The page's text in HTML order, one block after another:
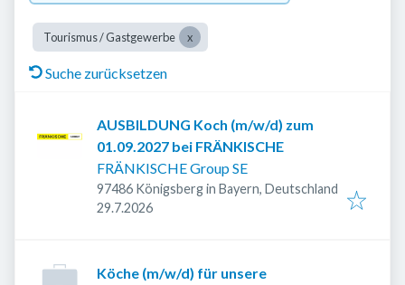
Tourismus / Gastgewerbe
Suche zurücksetzen
AUSBILDUNG Koch (m/w/d) zum
01.09.2027 bei FRÄNKISCHE
FRÄNKISCHE Group SE
97486 Königsberg in Bayern, Deutschland
Veröffentlicht
29.7.2026
Köche (m/w/d) für unsere